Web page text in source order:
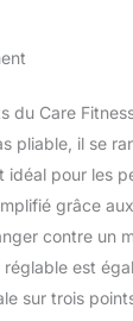
format
range
un
parfaite
du Care
pliable, il se
idéal pour les
grâce
contre un
est
sur trois